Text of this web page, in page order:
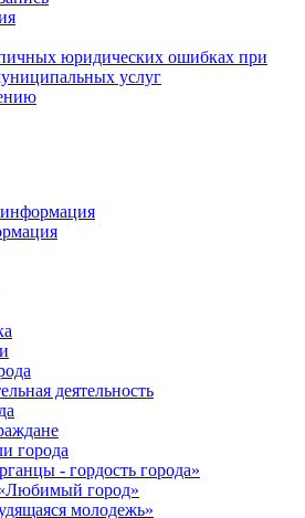
юридических ошибках при
услуг
деятельность
города
- гордость города»
город»
молодежь»